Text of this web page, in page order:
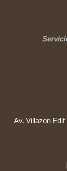
Av. Villazon